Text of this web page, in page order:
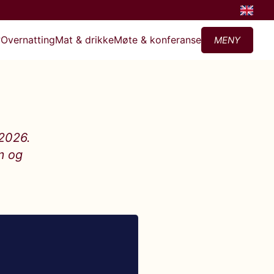
OvernattingMat & drikkeMøte & konferanse MENY
og